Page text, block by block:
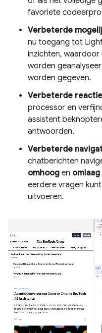
favoriete
Verbeterde
nu toegang tot
inzichten, waardoor
worden
worden gegeven.
Verbeterde
processor en
assistent
antwoorden.
Verbeterde
chatberichten
omhoog en omlaag
eerdere vragen
uitvoeren.